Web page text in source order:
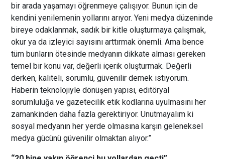
bir arada yaşamayı öğrenmeye çalışıyor. Bunun için de
kendini yenilemenin yollarını arıyor. Yeni medya düzeninde
bireye odaklanmak, sadık bir kitle oluşturmaya çalışmak,
okur ya da izleyici sayısını arttırmak önemli. Ama bence
tüm bunların ötesinde medyanın dikkate alması gereken
temel bir konu var, değerli içerik oluşturmak. Değerli
derken, kaliteli, sorumlu, güvenilir demek istiyorum.
Haberin teknolojiyle dönüşen yapısı, editöryal
sorumluluğa ve gazetecilik etik kodlarına uyulmasını her
zamankinden daha fazla gerektiriyor. Unutmayalım ki
sosyal medyanın her yerde olmasına karşın geleneksel
medya gücünü güvenilir olmaktan alıyor.”